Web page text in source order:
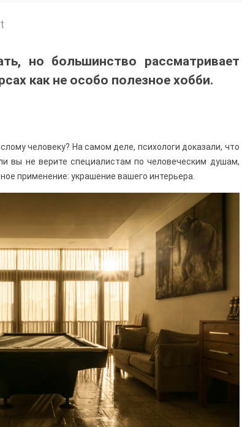
но большинство рассматривает
как не особо полезное хобби.
человеку? На самом деле, психологи доказали, что
вы не верите специалистам по человеческим душам,
применение: украшение вашего интерьера.